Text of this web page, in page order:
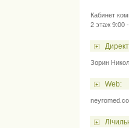
Кабинет
2 этаж 9:00
Зорин
Web: